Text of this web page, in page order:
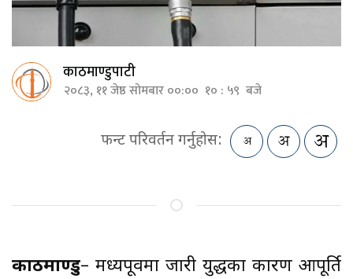
काठमाण्डुपाटी
२०८३, ११ जेष्ठ सोमबार ००:०० १० : ५९ बजे
फन्ट परिवर्तन गर्नुहोस:
काठमाण्डु– मध्यपूर्वमा जारी युद्धका कारण आपूर्ति